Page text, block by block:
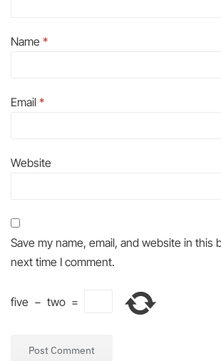
Name *
Email *
Website
Save my name, email, and website in this
next time I comment.
five − two =